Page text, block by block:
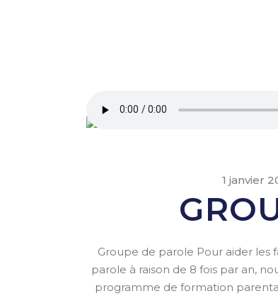
1 janvier
Groupe de parole Pour aider les
parole à raison de 8 fois par an,
programme de formation